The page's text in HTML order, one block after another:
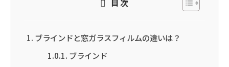
ブラインドと窓ガラスフィルムの違いは？
ブラインド